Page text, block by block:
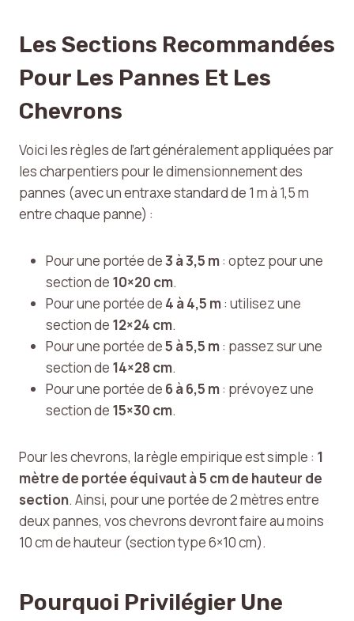
Les Sections Recommandées
Pour Les Pannes Et Les
Chevrons
Voici les règles de l’art généralement appliquées par
les charpentiers pour le dimensionnement des
pannes (avec un entraxe standard de 1 m à 1,5 m
entre chaque panne) :
Pour une portée de3 à 3,5 m: optez pour une
section de 10×20 cm.
Pour une portée de 4 à 4,5 m: utilisez une
section de 12×24 cm.
Pour une portée de5 à 5,5 m: passez sur une
section de 14×28 cm.
Pour une portée de 6 à 6,5 m: prévoyez une
section de 15×30 cm.
Pour les chevrons, la règle empirique est simple : 1
mètre de portée équivaut à 5 cm de hauteur de
section. Ainsi, pour une portée de 2 mètres entre
deux pannes, vos chevrons devront faire au moins
10 cm de hauteur (section type 6×10 cm).
Pourquoi Privilégier Une